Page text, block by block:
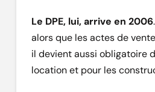
Le DPE, lui, arrive en 2006
alors que les actes de
il devient aussi obligatoire
location et pour les